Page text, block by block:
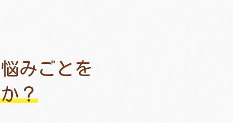
みごとを
？